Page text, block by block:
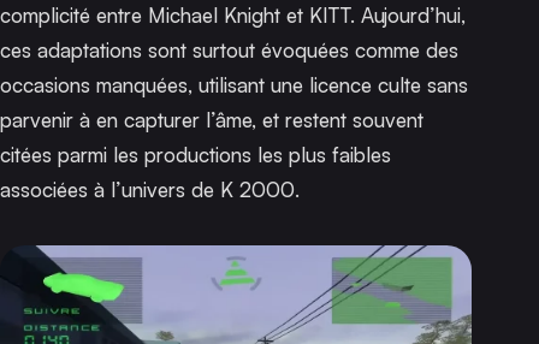
complicité entre Michael Knight et KITT. Aujourd’hui,
ces adaptations sont surtout évoquées comme des
occasions manquées, utilisant une licence culte sans
parvenir à en capturer l’âme, et restent souvent
citées parmi les productions les plus faibles
associées à l’univers de K 2000.